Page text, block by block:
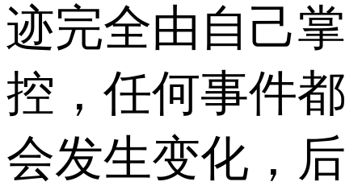
迹完全由自己掌
控，任何事件都
会发生变化，后